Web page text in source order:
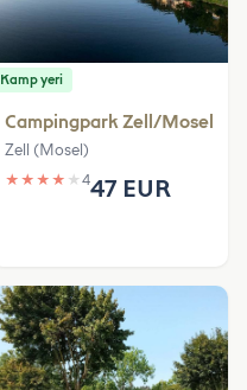
Kamp yeri
Campingpark Zell/Mosel
Zell (Mosel)
★ ★ ★ ★ ★ 447 EUR